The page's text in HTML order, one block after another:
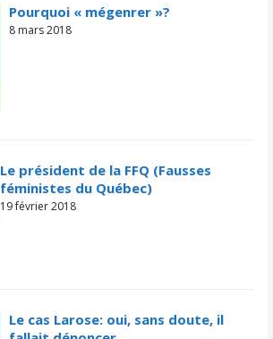
Pourquoi « mégenrer »?
8 mars 2018
Le président de la FFQ (Fausses
féministes du Québec)
19 février 2018
Le cas Larose: oui, sans doute, il